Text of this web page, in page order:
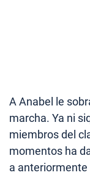
A Anabel le
marcha. Ya ni
miembros del
momentos ha
a anteriormente